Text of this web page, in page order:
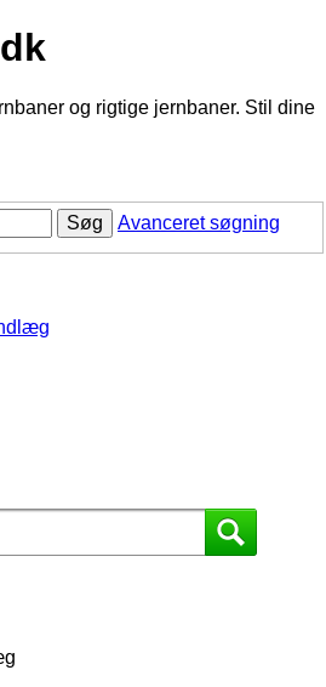
og rigtige jernbaner. Stil dine
Søg Avanceret søgning